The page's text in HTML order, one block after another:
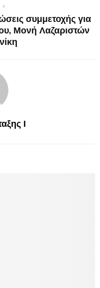
συμμετοχής για
Μονή Λαζαριστών
Ι